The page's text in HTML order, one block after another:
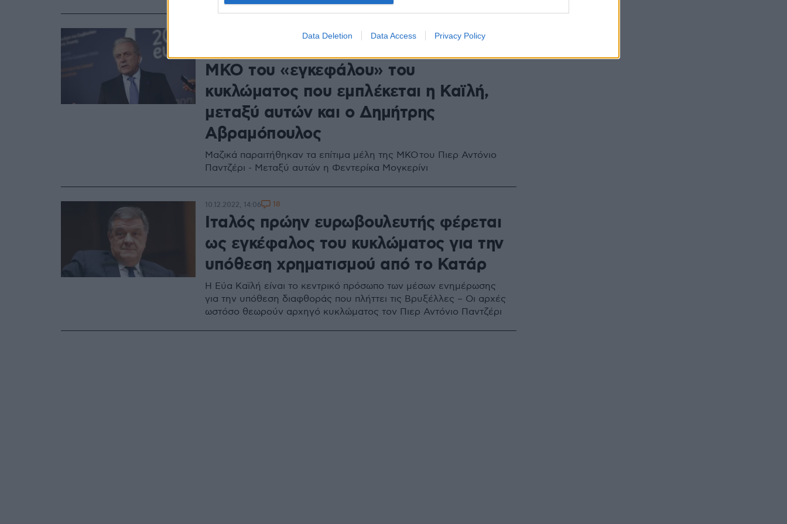
Data Deletion Data Access Privacy Policy
ΜΚΟ του «εγκεφάλου» του
κυκλώματος που εμπλέκεται η Καϊλή,
μεταξύ αυτών και ο Δημήτρης
Αβραμόπουλος
Μαζικά παραιτήθηκαν τα επίτιμα μέλη της ΜΚΟ του Πιερ Αντόνιο
Παντζέρι - Μεταξύ αυτών η Φεντερίκα Μογκερίνι
Ιταλός πρώην ευρωβουλευτής φέρεται
ως εγκέφαλος του κυκλώματος για την
υπόθεση χρηματισμού από το Κατάρ
Η Εύα Καϊλή είναι το κεντρικό πρόσωπο των μέσων ενημέρωσης
για την υπόθεση διαφθοράς που πλήττει τις Βρυξέλλες – Οι αρχές
ωστόσο θεωρούν αρχηγό κυκλώματος τον Πιερ Αντόνιο Παντζέρι
10.12.2022, 14:06 18